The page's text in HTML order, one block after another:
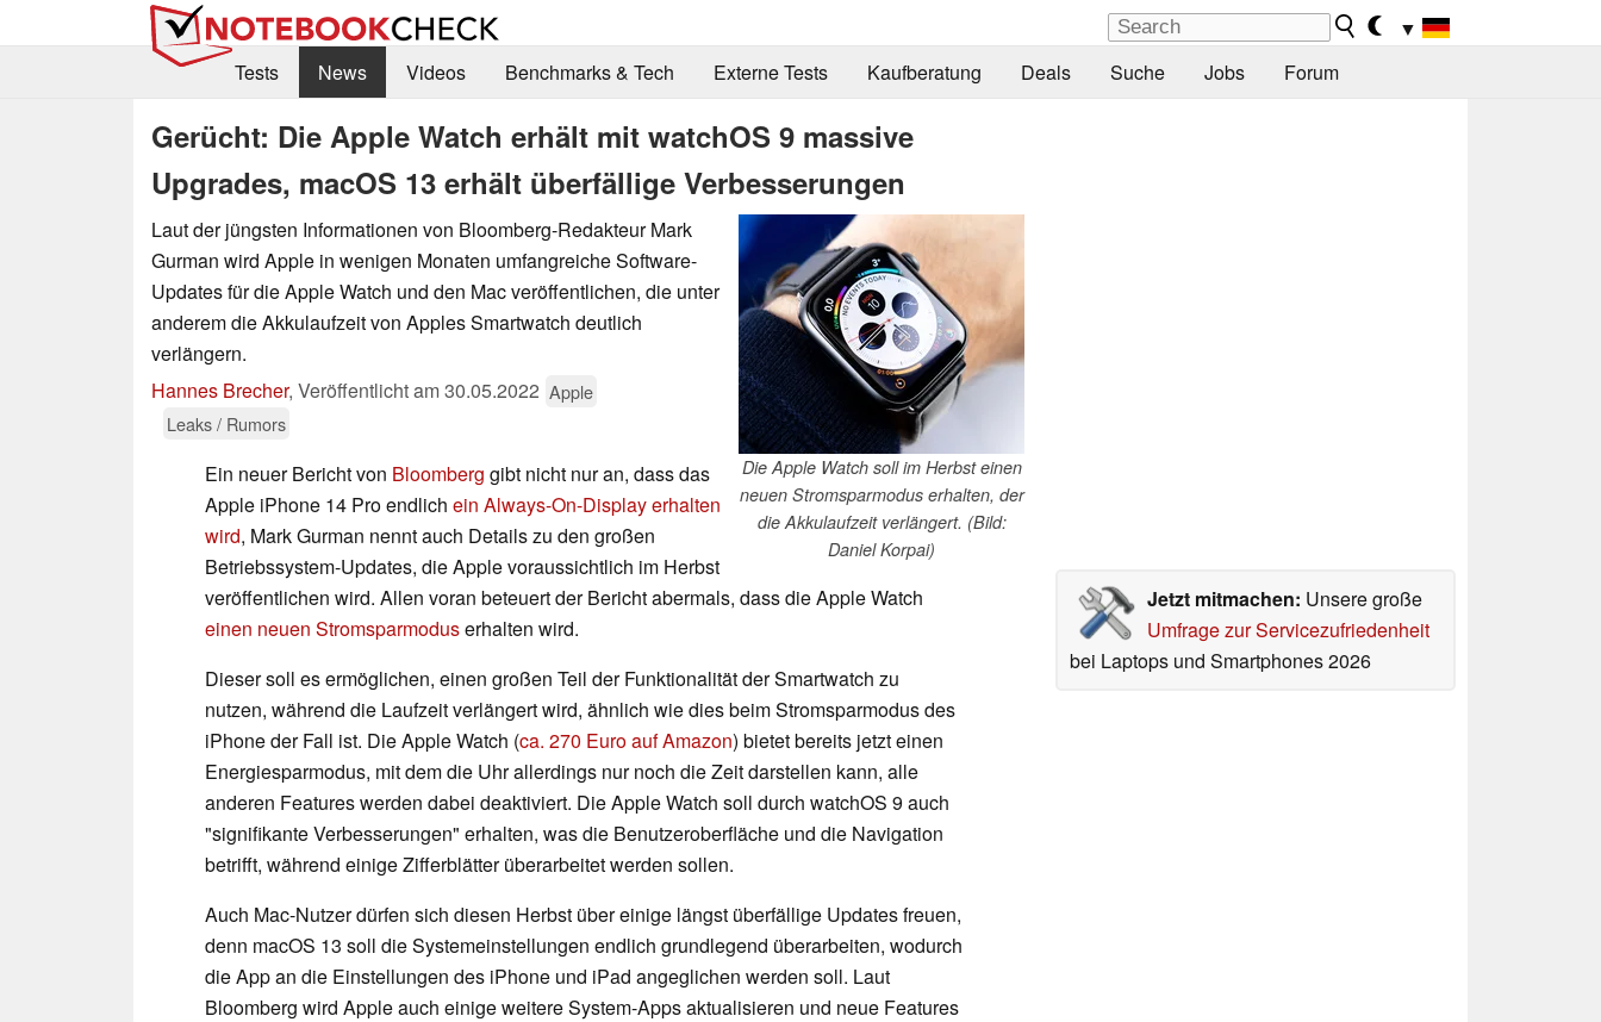
▼
Tests
News Videos Benchmarks & Tech Externe Tests Kaufberatung Deals Suche Jobs Forum
Gerücht: Die Apple Watch erhält mit watchOS 9 massive
Upgrades, macOS 13 erhält überfällige Verbesserungen
Die Apple Watch soll im Herbst einen
neuen Stromsparmodus erhalten, der
die Akkulaufzeit verlängert. (Bild:
Daniel Korpai)
Laut der jüngsten Informationen von Bloomberg-Redakteur Mark
Gurman wird Apple in wenigen Monaten umfangreiche Software-
Updates für die Apple Watch und den Mac veröffentlichen, die unter
anderem die Akkulaufzeit von Apples Smartwatch deutlich
verlängern.
Hannes Brecher, Veröffentlicht am30.05.2022 Apple
Leaks / Rumors
Jetzt mitmachen: Unsere große
Umfrage zur Servicezufriedenheit
bei Laptops und Smartphones 2026
Ein neuer Bericht von Bloomberg gibt nicht nur an, dass das
Apple iPhone 14 Pro endlich ein Always-On-Display erhalten
wird, Mark Gurman nennt auch Details zu den großen
Betriebssystem-Updates, die Apple voraussichtlich im Herbst
veröffentlichen wird. Allen voran beteuert der Bericht abermals, dass die Apple Watch
einen neuen Stromsparmoduserhalten wird.
Dieser soll es ermöglichen, einen großen Teil der Funktionalität der Smartwatch zu
nutzen, während die Laufzeit verlängert wird, ähnlich wie dies beim Stromsparmodus des
iPhone der Fall ist. Die Apple Watch (ca. 270 Euro auf Amazon) bietet bereits jetzt einen
Energiesparmodus, mit dem die Uhr allerdings nur noch die Zeit darstellen kann, alle
anderen Features werden dabei deaktiviert. Die Apple Watch soll durch watchOS 9 auch
"signifikante Verbesserungen" erhalten, was die Benutzeroberfläche und die Navigation
betrifft, während einige Zifferblätter überarbeitet werden sollen.
Auch Mac-Nutzer dürfen sich diesen Herbst über einige längst überfällige Updates freuen,
denn macOS 13 soll die Systemeinstellungen endlich grundlegend überarbeiten, wodurch
die App an die Einstellungen des iPhone und iPad angeglichen werden soll. Laut
Bloomberg wird Apple auch einige weitere System-Apps aktualisieren und neue Features